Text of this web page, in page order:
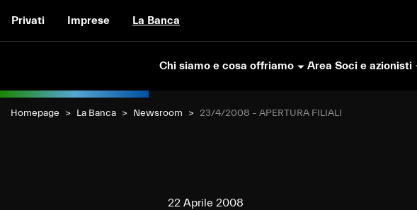
Vai al contenuto
Privati Imprese La Banca
Chi siamo e cosa offriamo Area Soci e azionisti
Homepage La Banca Newsroom Current:
23/4/2008 – APERTURA FILIALI
22 Aprile 2008